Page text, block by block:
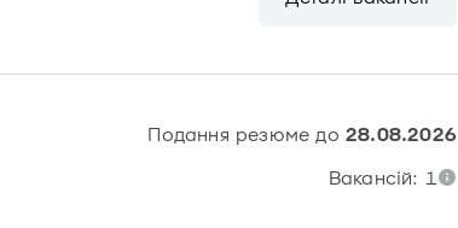
Подання резюме до 28.08.2026
Вакансій: 1